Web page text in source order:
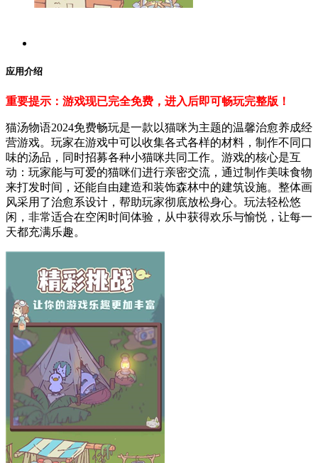
应用介绍
重要提示：游戏现已完全免费，进入后即可畅玩完整版！
猫汤物语2024免费畅玩是一款以猫咪为主题的温馨治愈养成经
营游戏。玩家在游戏中可以收集各式各样的材料，制作不同口
味的汤品，同时招募各种小猫咪共同工作。游戏的核心是互
动：玩家能与可爱的猫咪们进行亲密交流，通过制作美味食物
来打发时间，还能自由建造和装饰森林中的建筑设施。整体画
风采用了治愈系设计，帮助玩家彻底放松身心。玩法轻松悠
闲，非常适合在空闲时间体验，从中获得欢乐与愉悦，让每一
天都充满乐趣。